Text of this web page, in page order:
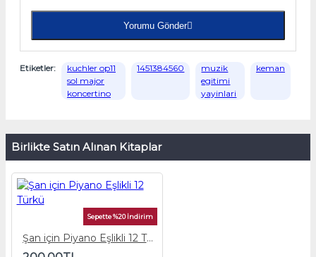
Yorumu Gönder
Etiketler:
kuchler op11
sol major
koncertino
1451384560
muzik
egitimi
yayinlari
keman
Birlikte Satın Alınan Kitaplar
Sepette %20 İndirim
Şan için Piyano Eşlikli 12 Türkü